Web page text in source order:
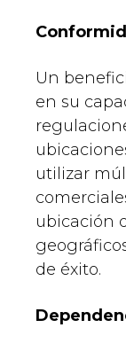
Un
en su
utilizar
ubicación
de éxito.